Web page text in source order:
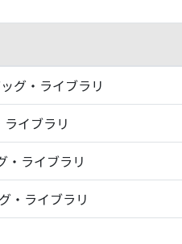
グ・ライブラリ
イブラリ
・ライブラリ
・ライブラリ